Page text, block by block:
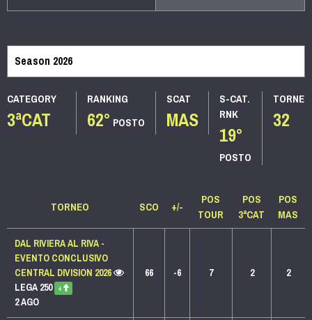
CATEGORY
3ªCAT
RANKING
62° POSTO
SCAT
MAS
S-CAT.
RNK
19°
POSTO
TORNEI
32
TORNEO SCO +/- POS
TOUR
POS
3ªCAT
POS
MAS
DAL RIVIERA AL RIVA -
EVENTO CONCLUSIVO
CENTRAL DIVISION 2026
LEGA 250 +
2 AGO
66 -6 7 2 2